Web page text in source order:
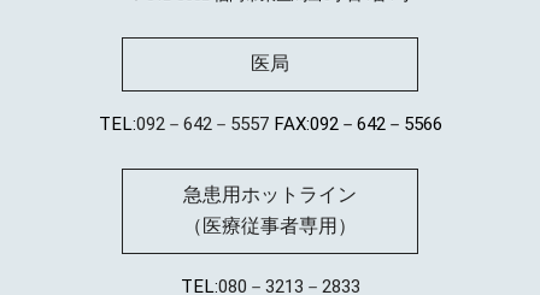
医局
TEL:092－642－5557FAX:092－642－5566
急患用ホットライン
（医療従事者専用）
TEL:080－3213－2833